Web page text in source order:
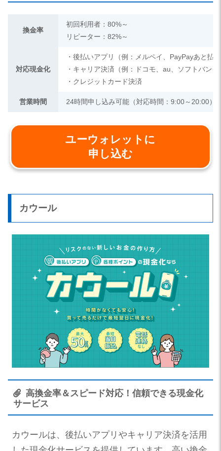
換金率
初回利用者：80%～
リピーター：82%～
対応現金化
・後払いアプリ（例：メルペイ、PayPayあと払
・キャリア決済（例：ドコモ、au、ソフトバンク
・クレジットカード決済
営業時間 24時間申し込み可能（対応時間：9:00～20:00）
ユーウォレットに
申し込む
カウール
高換金率＆スピード対応！信頼できる現金化
サービス
カウールは、後払いアプリやキャリア決済を活用